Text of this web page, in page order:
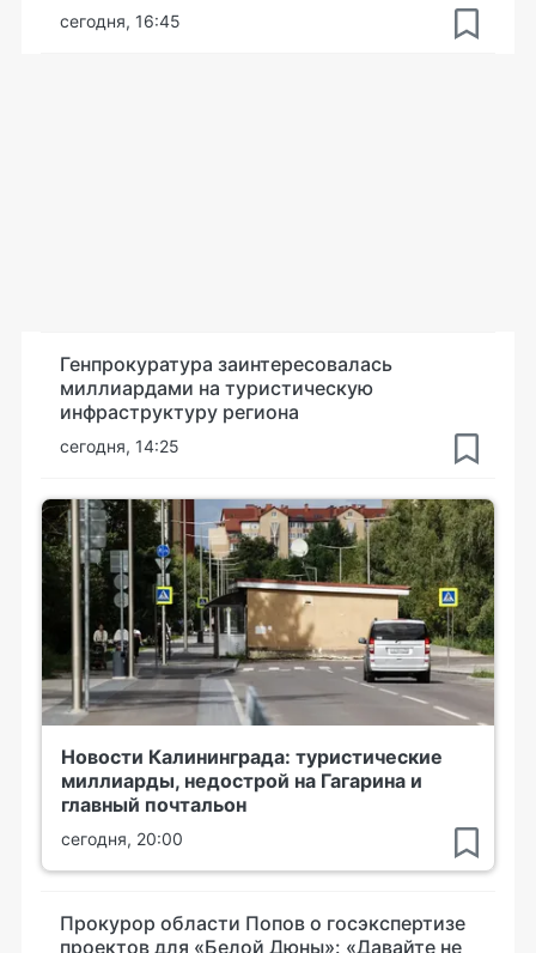
сегодня, 16:45
Генпрокуратура заинтересовалась
миллиардами на туристическую
инфраструктуру региона
сегодня, 14:25
Новости Калининграда: туристические
миллиарды, недострой на Гагарина и
главный почтальон
сегодня, 20:00
Прокурор области Попов о госэкспертизе
проектов для «Белой Дюны»: «Давайте не